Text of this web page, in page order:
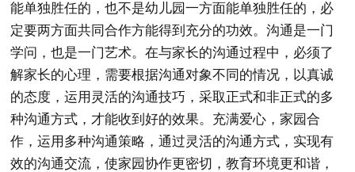
能单独胜任的，也不是幼儿园一方面能单独胜任的，必
定要两方面共同合作方能得到充分的功效。沟通是一门
学问，也是一门艺术。在与家长的沟通过程中，必须了
解家长的心理，需要根据沟通对象不同的情况，以真诚
的态度，运用灵活的沟通技巧，采取正式和非正式的多
种沟通方式，才能收到好的效果。充满爱心，家园合
作，运用多种沟通策略，通过灵活的沟通方式，实现有
效的沟通交流，使家园协作更密切，教育环境更和谐，